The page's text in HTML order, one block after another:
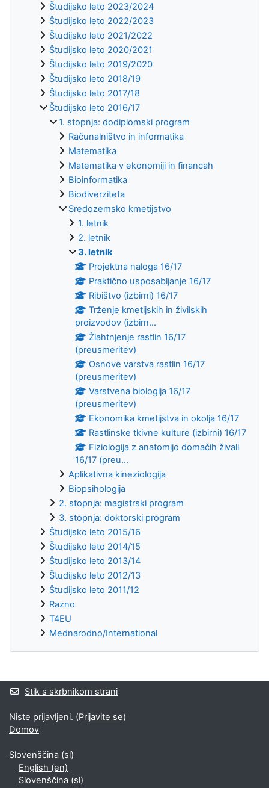
Študijsko leto 2023/2024
Študijsko leto 2022/2023
Študijsko leto 2021/2022
Študijsko leto 2020/2021
Študijsko leto 2019/2020
Študijsko leto 2018/19
Študijsko leto 2017/18
Študijsko leto 2016/17
1. stopnja: dodiplomski program
Računalništvo in informatika
Matematika
Matematika v ekonomiji in financah
Bioinformatika
Biodiverziteta
Sredozemsko kmetijstvo
1. letnik
2. letnik
3. letnik
Projektna naloga 16/17
Praktično usposabljanje 16/17
Ribištvo (izbirni) 16/17
Trženje kmetijskih in živilskih
proizvodov (izbirn...
Žlahtnjenje rastlin 16/17
(preusmeritev)
Osnove varstva rastlin 16/17
(preusmeritev)
Varstvena biologija 16/17
(preusmeritev)
Ekonomika kmetijstva in okolja 16/17
Rastlinske tkivne kulture (izbirni) 16/17
Fiziologija z anatomijo domačih živali
16/17 (preu...
Aplikativna kineziologija
Biopsihologija
2. stopnja: magistrski program
3. stopnja: doktorski program
Študijsko leto 2015/16
Študijsko leto 2014/15
Študijsko leto 2013/14
Študijsko leto 2012/13
Študijsko leto 2011/12
Razno
T4EU
Mednarodno/International
Supplementary blocks
Stik s skrbnikom strani
Niste prijavljeni. (Prijavite se)
Domov
Slovenščina ‎(sl)‎
English ‎(en)‎
Slovenščina ‎(sl)‎